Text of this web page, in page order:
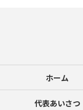
ホーム
代表あいさつ